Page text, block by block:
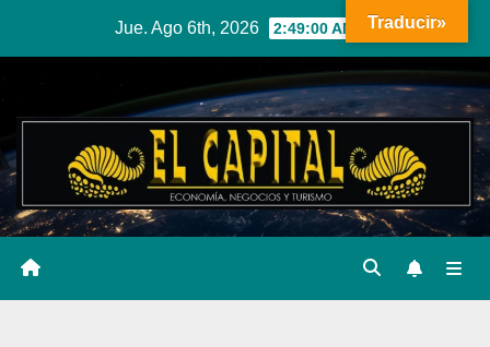
contenido
Jue. Ago 6th, 2026 2:49:01 AM Traducir»